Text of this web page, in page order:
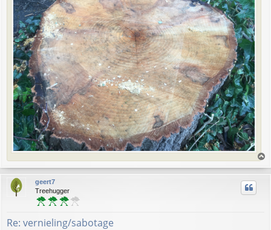
p
geert7
Treehugger
Re: vernieling/sabotage